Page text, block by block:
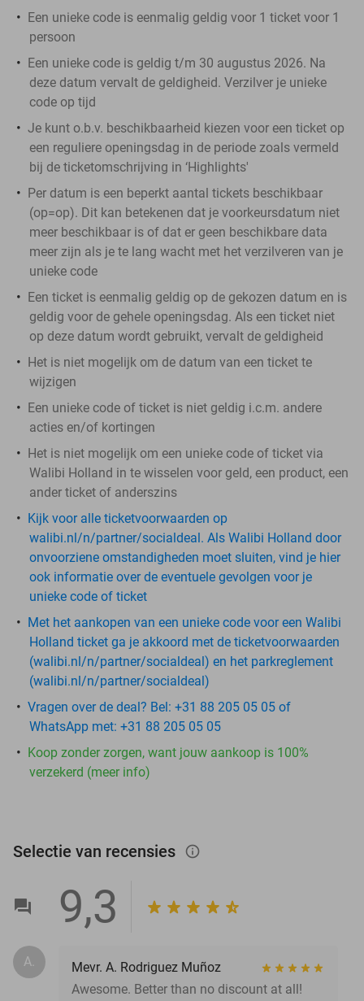
Een unieke code is eenmalig geldig voor 1 ticket voor 1
persoon
Een unieke code is geldig t/m 30 augustus 2026. Na
deze datum vervalt de geldigheid. Verzilver je unieke
code op tijd
Je kunt o.b.v. beschikbaarheid kiezen voor een ticket op
een reguliere openingsdag in de periode zoals vermeld
bij de ticketomschrijving in ‘Highlights'
Per datum is een beperkt aantal tickets beschikbaar
(op=op). Dit kan betekenen dat je voorkeursdatum niet
meer beschikbaar is of dat er geen beschikbare data
meer zijn als je te lang wacht met het verzilveren van je
unieke code
Een ticket is eenmalig geldig op de gekozen datum en is
geldig voor de gehele openingsdag. Als een ticket niet
op deze datum wordt gebruikt, vervalt de geldigheid
Het is niet mogelijk om de datum van een ticket te
wijzigen
Een unieke code of ticket is niet geldig i.c.m. andere
acties en/of kortingen
Het is niet mogelijk om een unieke code of ticket via
Walibi Holland in te wisselen voor geld, een product, een
ander ticket of anderszins
Kijk voor alle ticketvoorwaarden op
walibi.nl/n/partner/socialdeal. Als Walibi Holland door
onvoorziene omstandigheden moet sluiten, vind je hier
ook informatie over de eventuele gevolgen voor je
unieke code of ticket
Met het aankopen van een unieke code voor een Walibi
Holland ticket ga je akkoord met de ticketvoorwaarden
(walibi.nl/n/partner/socialdeal) en het parkreglement
(walibi.nl/n/partner/socialdeal)
Vragen over de deal? Bel: +31 88 205 05 05 of
WhatsApp met: +31 88 205 05 05
Koop zonder zorgen, want jouw aankoop is 100%
verzekerd (meer info)
Selectie van recensies info_outlined
9,3
A.
Mevr. A. Rodriguez Muñoz
Awesome. Better than no discount at all!